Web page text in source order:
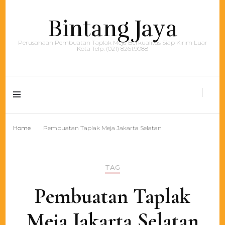
Bintang Jaya
Perusahaan Pembuatan Taplak Meja Berkualitas Siap Kirim Luar
Kota Telp. (021) 8261.9088
Home Pembuatan Taplak Meja Jakarta Selatan
TAG
Pembuatan Taplak